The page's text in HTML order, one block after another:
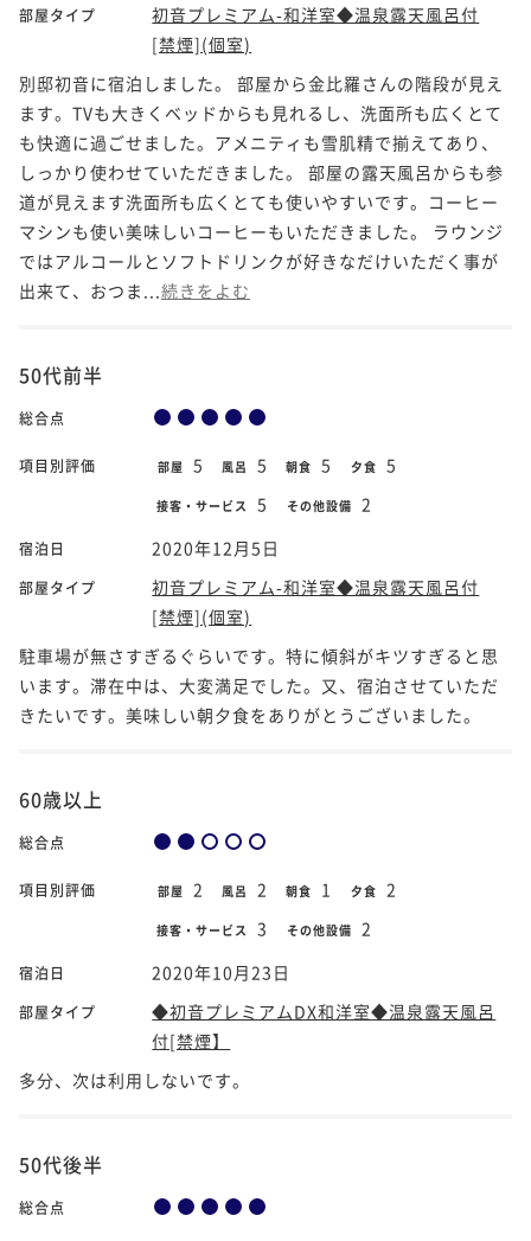
部屋タイプ
初音プレミアム-和洋室◆温泉露天風呂付
[禁煙](個室)
別邸初音に宿泊しました。 部屋から金比羅さんの階段が見え
ます。TVも大きくベッドからも見れるし、洗面所も広くとて
も快適に過ごせました。アメニティも雪肌精で揃えてあり、
しっかり使わせていただきました。 部屋の露天風呂からも参
道が見えます洗面所も広くとても使いやすいです。コーヒー
マシンも使い美味しいコーヒーもいただきました。 ラウンジ
ではアルコールとソフトドリンクが好きなだけいただく事が
出来て、おつま... 続きをよむ
50代前半
総合点
項目別評価 部屋 5 風呂 5 朝食 5 夕食 5
接客・サービス 5 その他設備 2
宿泊日 2020年12月5日
部屋タイプ
初音プレミアム-和洋室◆温泉露天風呂付
[禁煙](個室)
駐車場が無さすぎるぐらいです。特に傾斜がキツすぎると思
います。滞在中は、大変満足でした。又、宿泊させていただ
きたいです。美味しい朝夕食をありがとうございました。
60歳以上
総合点
項目別評価 部屋 2 風呂 2 朝食 1 夕食 2
接客・サービス 3 その他設備 2
宿泊日 2020年10月23日
部屋タイプ
◆初音プレミアムDX和洋室◆温泉露天風呂
付[禁煙】
多分、次は利用しないです。
50代後半
総合点